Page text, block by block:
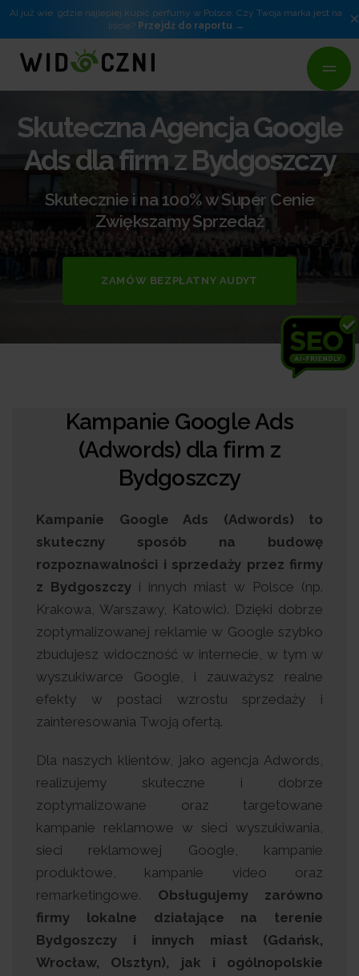
AI już wie, gdzie najlepiej kupić perfumy w Polsce. Czy Twoja marka jest na
liście? Przejdź do raportu ×
Skuteczna Agencja Google
Ads dla firm z Bydgoszczy
Skutecznie i na 100% w Super Cenie
Zwiększamy Sprzedaż
ZAMÓW BEZPŁATNY AUDYT
Kampanie Google Ads
(Adwords) dla firm z
Bydgoszczy
Kampanie Google Ads (Adwords) to
skuteczny sposób na budowę
rozpoznawalności i sprzedaży przez firmy
z Bydgoszczy i innych miast w Polsce (np.
Krakowa, Warszawy, Katowic). Dzięki dobrze
zoptymalizowanej reklamie w Google szybko
zbudujesz widoczność w internecie, w tym w
wyszukiwarce Google, i zauważysz realne
efekty w postaci wzrostu sprzedaży i
zainteresowania Twoją ofertą.
Dla naszych klientów, jako agencja Adwords,
realizujemy skuteczne i dobrze
zoptymalizowane oraz targetowane
kampanie reklamowe w sieci wyszukiwania,
sieci reklamowej Google, kampanie
produktowe, kampanie video oraz
remarketingowe. Obsługujemy zarówno
firmy lokalne działające na terenie
Bydgoszczy i innych miast (Gdańsk,
Wrocław, Olsztyn), jak i ogólnopolskie